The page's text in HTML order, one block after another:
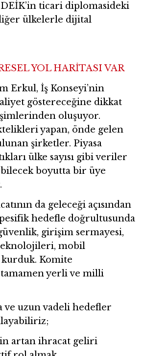
ticari diplomasideki
ülkelerle dijital
YOL HARİTASI VAR
Erkul, İş Konseyi’nin
göstereceğine dikkat
oluşuyor.
yapan, önde gelen
şirketler. Piyasa
ülke sayısı gibi veriler
boyutta bir üye
da geleceği açısından
hedefle doğrultusunda
girişim sermayesi,
mobil
Komite
yerli ve milli
ve uzun vadeli hedefler
artan ihracat geliri